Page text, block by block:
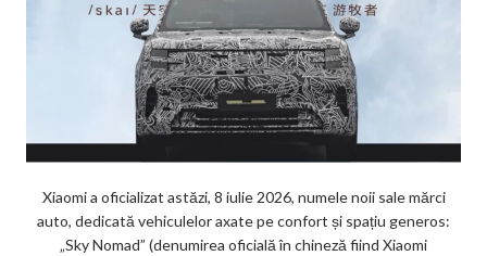
Xiaomi a oficializat astăzi, 8 iulie 2026, numele noii sale mărci
auto, dedicată vehiculelor axate pe confort și spațiu generos:
„Sky Nomad” (denumirea oficială în chineză fiind Xiaomi